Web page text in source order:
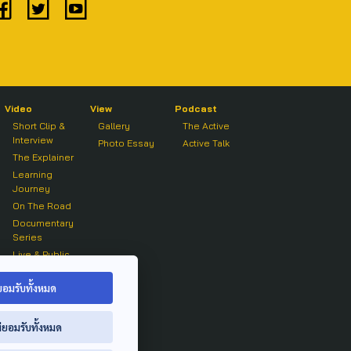
Video
Short Clip &
Interview
The Explainer
Learning
Journey
On The Road
Documentary
Series
Live & Public
On air Clip
View
Gallery
Photo Essay
Podcast
The Active
Active Talk
อมรับทั้งหมด
ยอมรับทั้งหมด